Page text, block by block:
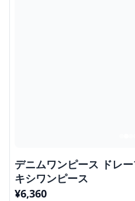
デニムワンピース ドレ
キシワンピース
¥6,360